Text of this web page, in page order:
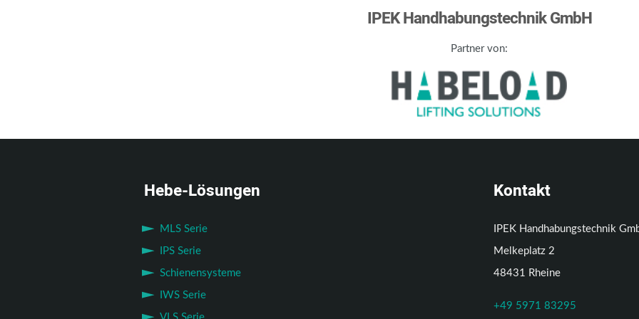
IPEK Handhabungstechnik GmbH
Partner von:
Hebe-Lösungen
MLS Serie
IPS Serie
Schienensysteme
IWS Serie
Kontakt
IPEK Handhabungstechnik
Melkeplatz 2
48431 Rheine
+49 5971 83295